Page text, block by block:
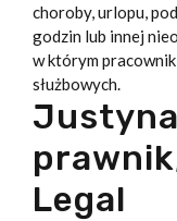
choroby, urlopu,
godzin lub innej
w którym
służbowych.
Legal